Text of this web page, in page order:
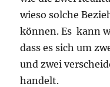
wieso solche
können. Es kann
dass es sich um
und zwei
handelt.